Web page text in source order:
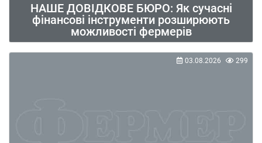
НАШЕ ДОВІДКОВЕ БЮРО: Як сучасні
фінансові інструменти розширюють
можливості фермерів
03.08.2026 299